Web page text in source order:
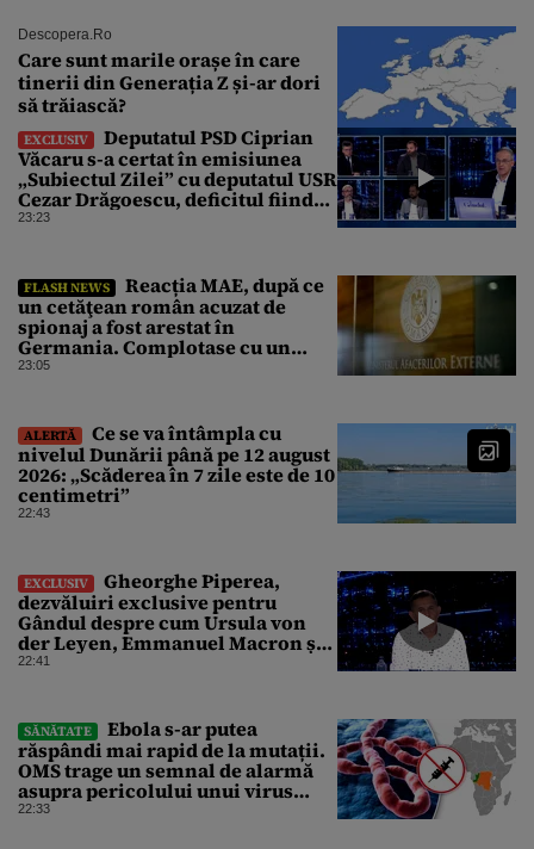
Descopera.ro
Care sunt marile orașe în care
tinerii din Generația Z și-ar dori
să trăiască?
EXCLUSIV
Deputatul PSD Ciprian
Văcaru s-a certat în emisiunea
„Subiectul Zilei” cu deputatul USR
Cezar Drăgoescu, deficitul fiind
motivul scandalului
23:23
FLASH NEWS
Reacția MAE, după ce
un cetăţean român acuzat de
spionaj a fost arestat în
Germania. Complotase cu un
ucrainean ca să asasineze un
23:05
ALERTĂ
Ce se va întâmpla cu
nivelul Dunării până pe 12 august
2026: „Scăderea în 7 zile este de 10
centimetri”
22:43
EXCLUSIV
Gheorghe Piperea,
dezvăluiri exclusive pentru
Gândul despre cum Ursula von
der Leyen, Emmanuel Macron și
Zelenski plănuiesc pe Signal să îl
22:41
SĂNĂTATE
Ebola s-ar putea
răspândi mai rapid de la mutații.
OMS trage un semnal de alarmă
asupra pericolului unui virus
pentru care nu există vaccin
22:33